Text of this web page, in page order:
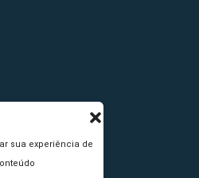
sua experiência de